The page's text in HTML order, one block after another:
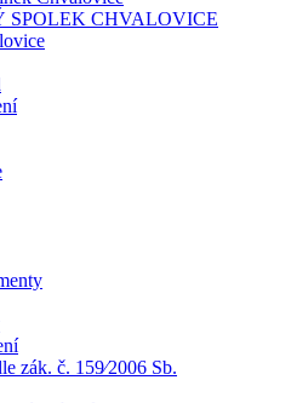
SPOLEK CHVALOVICE
zák. č. 159⁄2006 Sb.